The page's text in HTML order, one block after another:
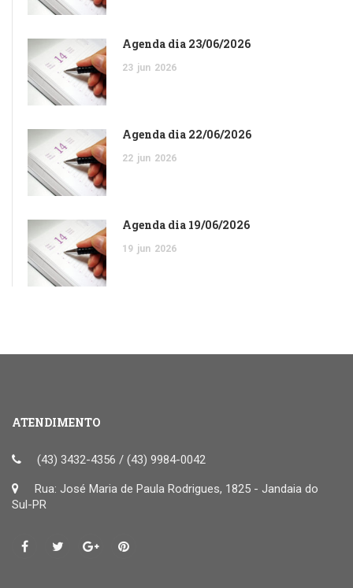
Agenda dia 23/06/2026
23 jun 2026
Agenda dia 22/06/2026
22 jun 2026
Agenda dia 19/06/2026
19 jun 2026
ATENDIMENTO
(43) 3432-4356 / (43) 9984-0042
Rua: José Maria de Paula Rodrigues, 1825 - Jandaia do
Sul-PR